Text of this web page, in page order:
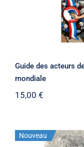
Guide des acteurs
mondiale
15,00 €
Nouveau